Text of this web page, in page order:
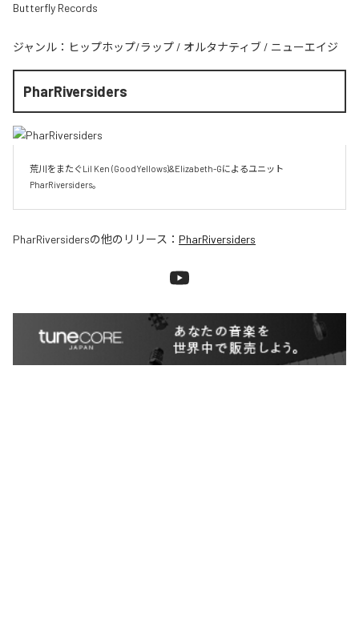
Butterfly Records
ジャンル： ヒップホップ/ラップ / オルタナティブ / ニューエイジ
PharRiversiders
荒川をまたぐLil Ken (GoodYellows)&Elizabeth-Gによるユニット
PharRiversiders。
PharRiversidersの他のリリース： PharRiversiders